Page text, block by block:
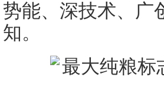
势能、深技术、广
知。